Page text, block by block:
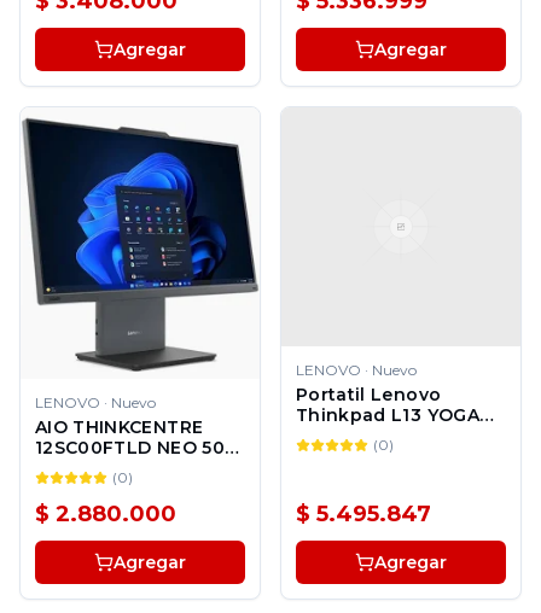
Agregar Agregar
LENOVO · Nuevo
AIO THINKCENTRE
12SC00FTLD NEO 50A
24 GEN 5(0)
$ 2.880.000
Agregar
LENOVO · Nuevo
Portatil Lenovo
Thinkpad L13 YOGA
13" Ryzen 7 PRO
7730U 16GB 512GB
(0)
$ 5.495.847
Agregar